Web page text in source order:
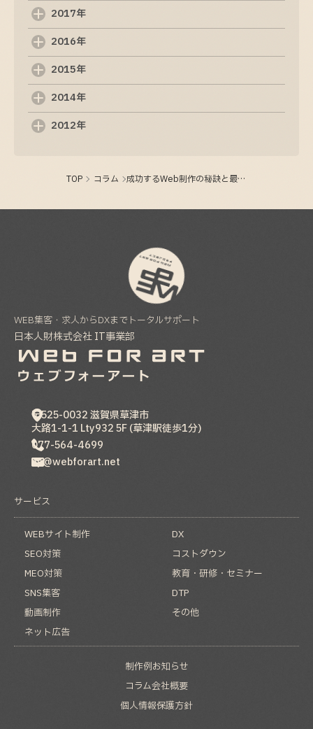
ホームページ制作の基礎知識と成功のポイント
2017年
2016年
2015年
2014年
2012年
TOP コラム 成功するWeb制作の秘訣と最新トレンド
WEB集客・求人からDXまでトータルサポート
日本人財株式会社 IT事業部
〒525-0032滋賀県草津市
大路1-1-1 Lty932 5F (草津駅徒歩1分)
077-564-4699
hp@webforart.net
サービス
WEBサイト制作
SEO対策
MEO対策
SNS集客
動画制作
ネット広告
DX
コストダウン
教育・研修・セミナー
DTP
その他
制作例お知らせ
コラム会社概要
個人情報保護方針